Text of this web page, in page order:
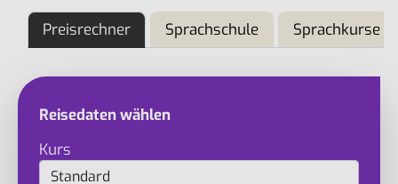
Preisrechner Sprachschule Sprachkurse
Reisedaten wählen
Kurs